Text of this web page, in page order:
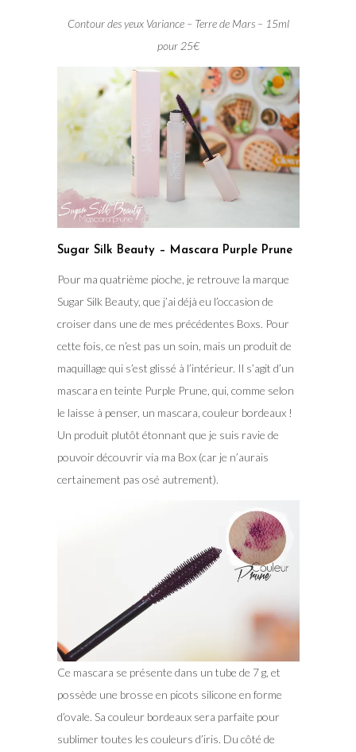
Contour des yeux Variance – Terre de Mars – 15ml
pour 25€
Sugar Silk Beauty – Mascara Purple Prune
Pour ma quatrième pioche, je retrouve la marque
Sugar Silk Beauty, que j’ai déjà eu l’occasion de
croiser dans une de mes précédentes Boxs. Pour
cette fois, ce n’est pas un soin, mais un produit de
maquillage qui s’est glissé à l’intérieur. Il s’agit d’un
mascara en teinte Purple Prune, qui, comme selon
le laisse à penser, un mascara, couleur bordeaux !
Un produit plutôt étonnant que je suis ravie de
pouvoir découvrir via ma Box (car je n’aurais
certainement pas osé autrement).
Ce mascara se présente dans un tube de 7 g, et
possède une brosse en picots silicone en forme
d’ovale. Sa couleur bordeaux sera parfaite pour
sublimer toutes les couleurs d’iris. Du côté de